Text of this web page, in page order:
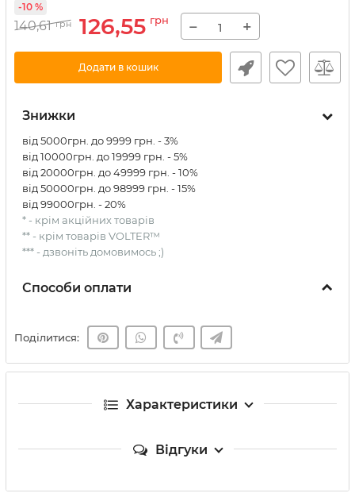
140,61 грн 126,55 грн
-10 %
− +
Додати в кошик
Знижки
від 5000грн. до 9999 грн. - 3%
від 10000грн. до 19999 грн. - 5%
від 20000грн. до 49999 грн. - 10%
від 50000грн. до 98999 грн. - 15%
від 99000грн. - 20%
* - крім акційних товарів
** - крім товарів VOLTER™
*** - дзвоніть домовимось ;)
Способи оплати
Поділитися:
Характеристики
Відгуки